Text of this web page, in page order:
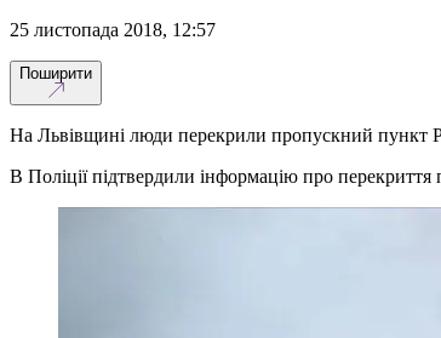
25 листопада 2018, 12:57
Поширити
На Львівщині люди перекрили пропускний пункт
В Поліції підтвердили інформацію про